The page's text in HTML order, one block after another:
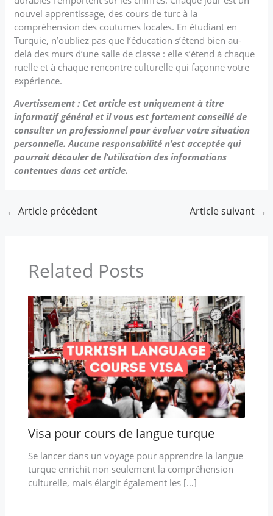
nouvel apprentissage, des cours de turc à la
compréhension des coutumes locales. En étudiant en
Turquie, n’oubliez pas que l’éducation s’étend bien au-
delà des murs d’une salle de classe : elle s’étend à chaque
ruelle et à chaque rencontre culturelle qui façonne votre
expérience.
Avertissement : Cet article est uniquement à titre
informatif général et il vous est fortement conseillé de
consulter un professionnel pour évaluer votre situation
personnelle. Aucune responsabilité n’est acceptée qui
pourrait découler de l’utilisation des informations
contenues dans cet article.
← Article précédent Article suivant →
Related Posts
Visa pour cours de langue turque
Se lancer dans un voyage pour apprendre la langue
turque enrichit non seulement la compréhension
culturelle, mais élargit également les […]